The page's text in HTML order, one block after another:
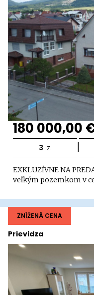
180 000,00
3 iz. |
EXKLUZÍVNE NA
veľkým pozemkom v
Prievidza
ZNÍŽENÁ CENA